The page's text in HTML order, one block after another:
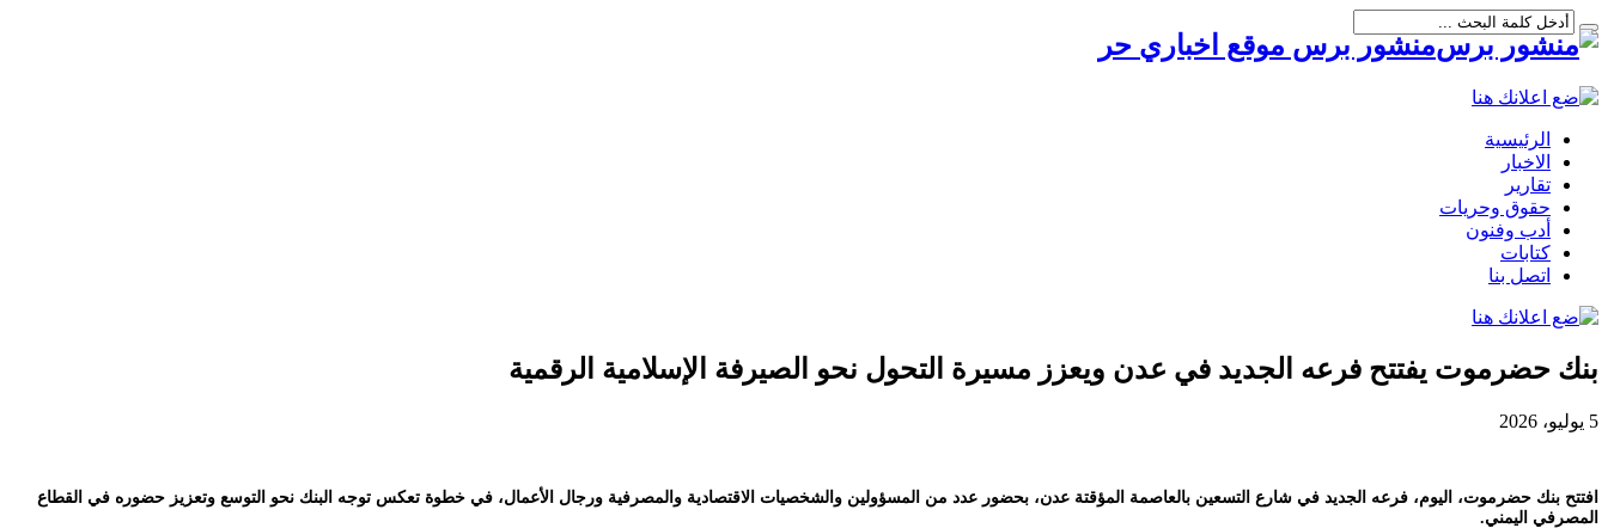
منشور برس موقع اخباري حر
الرئيسية
الاخبار
تقارير
حقوق وحريات
أدب وفنون
كتابات
اتصل بنا
بنك حضرموت يفتتح فرعه الجديد في عدن ويعزز مسيرة التحول نحو الصيرفة الإسلامية الرقمية
5 يوليو، 2026
افتتح بنك حضرموت، اليوم، فرعه الجديد في شارع التسعين بالعاصمة المؤقتة عدن، بحضور عدد من المسؤولين والشخصيات الاقتصادية والمصرفية ورجال الأعمال، في خطوة تعكس توجه البنك نحو التوسع وتعزيز حضوره في القطاع
المصرفي اليمني.